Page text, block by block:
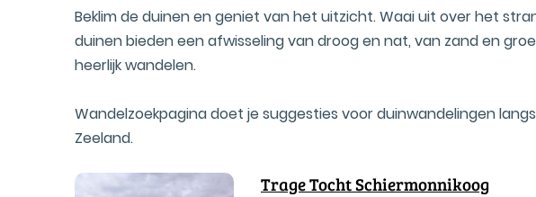
Beklim de duinen en geniet van het uitzicht. Waai uit over het
duinen bieden een afwisseling van droog en nat, van zand en
heerlijk wandelen.
Wandelzoekpagina doet je sug­g­es­ti­es voor duinwan­d­el­in­g­en
Zeeland.
Trage Tocht Schiermonnikoog